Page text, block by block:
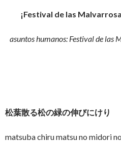
¡Festival de las
asuntos humanos: Festival de las
松葉散る松の緑の伸びにけり
matsuba chiru matsu no midori